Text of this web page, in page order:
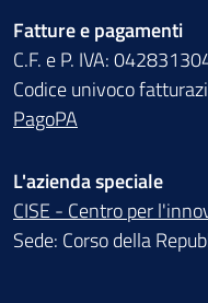
Fatture e pagamenti
C.F. e P. IVA:
Codice univoco
PagoPA
L'azienda speciale
CISE - Centro per
Sede: Corso della